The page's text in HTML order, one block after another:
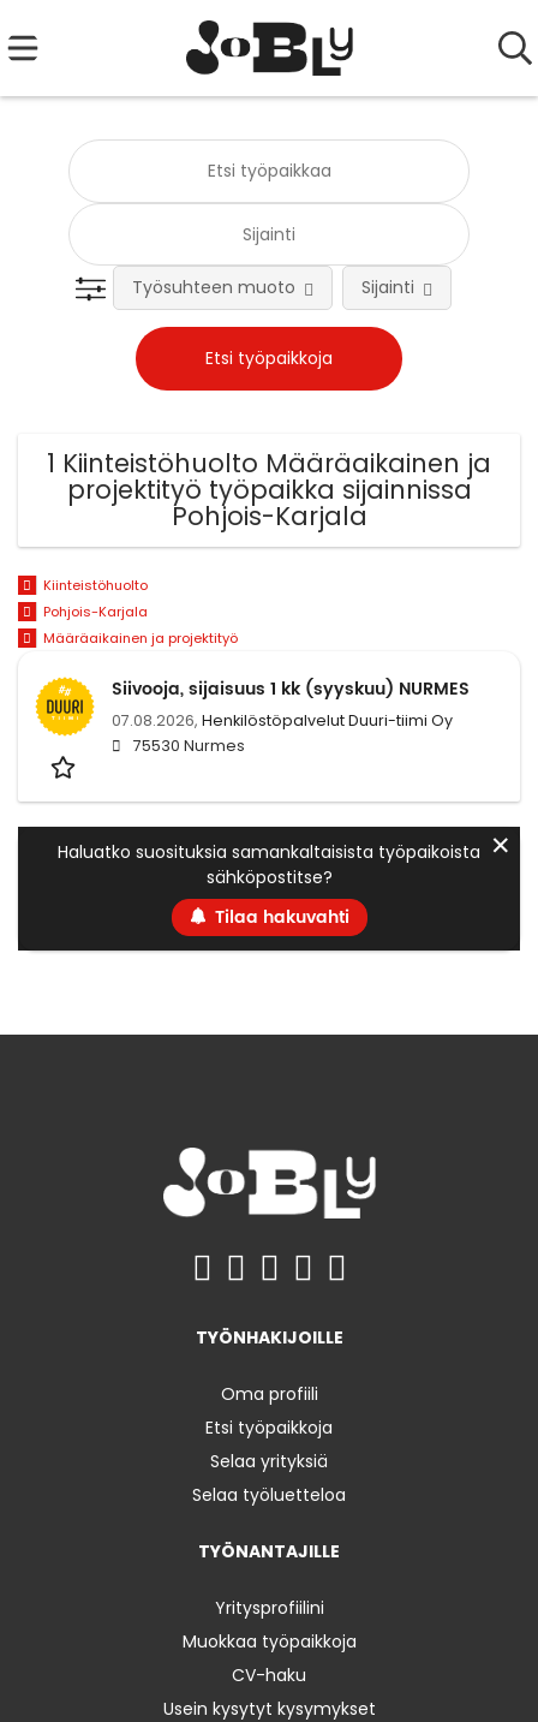
Työsuhteen muoto Sijainti
1 Kiinteistöhuolto Määräaikainen ja
projektityö työpaikka sijainnissa
Pohjois-Karjala
Kiinteistöhuolto
Pohjois-Karjala
Määräaikainen ja projektityö
Siivooja, sijaisuus 1 kk (syyskuu) NURMES
07.08.2026, Henkilöstöpalvelut Duuri-tiimi Oy
75530 Nurmes
Haluatko suosituksia samankaltaisista työpaikoista
sähköpostitse?
Tilaa hakuvahti
✕
TYÖNHAKIJOILLE
Oma profiili
Etsi työpaikkoja
Selaa yrityksiä
Selaa työluetteloa
TYÖNANTAJILLE
Yritysprofiilini
Muokkaa työpaikkoja
CV-haku
Usein kysytyt kysymykset